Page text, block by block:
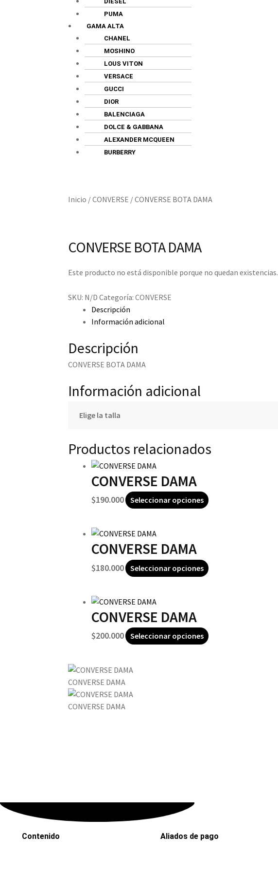
PUMA
GAMA ALTA
CHANEL
MOSHINO
LOUS VITON
VERSACE
GUCCI
DIOR
BALENCIAGA
DOLCE & GABBANA
ALEXANDER MCQUEEN
BURBERRY
Inicio /CONVERSE /CONVERSE BOTA DAMA
CONVERSE BOTA DAMA
Este producto no está disponible porque no quedan existencias.
SKU: N/D Categoría:CONVERSE
Descripción
Información adicional
Descripción
CONVERSE BOTA DAMA
Información adicional
Elige la talla
Productos relacionados
CONVERSE DAMA
$190.000 Seleccionar opciones
CONVERSE DAMA
$180.000 Seleccionar opciones
CONVERSE DAMA
$200.000 Seleccionar opciones
CONVERSE DAMA
CONVERSE DAMA
Contenido Aliados de pago